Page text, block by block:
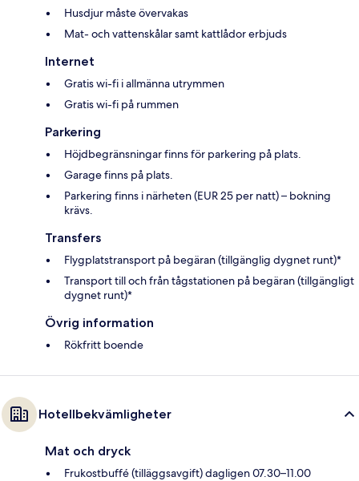
Husdjur måste övervakas
Mat- och vattenskålar samt kattlådor erbjuds
Internet
Gratis wi-fi i allmänna utrymmen
Gratis wi-fi på rummen
Parkering
Höjdbegränsningar finns för parkering på plats.
Garage finns på plats.
Parkering finns i närheten (EUR 25 per natt) – bokning
krävs.
Transfers
Flygplatstransport på begäran (tillgänglig dygnet runt)*
Transport till och från tågstationen på begäran (tillgängligt
dygnet runt)*
Övrig information
Rökfritt boende
Hotellbekvämligheter
Mat och dryck
Frukostbuffé (tilläggsavgift) dagligen 07.30–11.00